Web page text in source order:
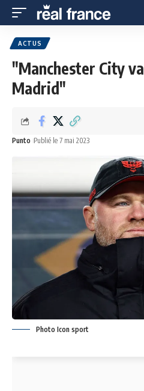
ACTUS
"Manchester City
Madrid"
Punto Publié le 7 mai 2023
Photo Icon sport